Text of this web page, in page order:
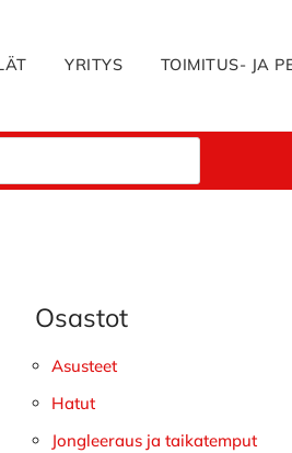
YRITYS TOIMITUS- JA
Ensisijainen
sivupalkki
Osastot
Asusteet
Hatut
Jongleeraus ja taikatemput